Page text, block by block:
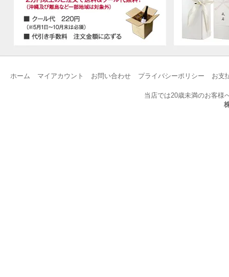
ホーム マイアカウント お問い合わせ プライバシーポリシー お支
当店では20歳未満のお客様